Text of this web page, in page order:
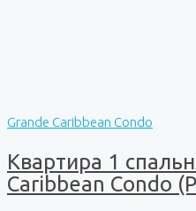
Grande Caribbean Condo
Квартира 1
Caribbean Condo